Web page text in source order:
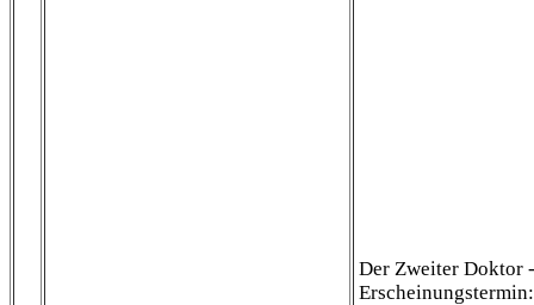
Der Zweiter Doktor